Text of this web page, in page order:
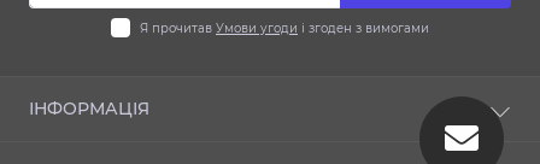
Я прочитав Умови угоди і згоден з вимогами
ІНФОРМАЦІЯ